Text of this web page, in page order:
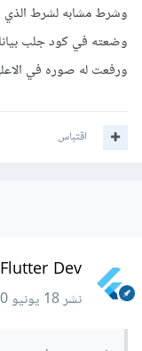
وشرط مشابه لشرط الذي
وضعته في كود جلب
ورفعت له صوره في
اقتباس
Flutter Dev
نشر18 يونيو 2020